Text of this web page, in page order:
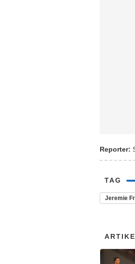
Reporter:
TAG
Jeremie